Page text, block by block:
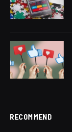
RECOMMEND